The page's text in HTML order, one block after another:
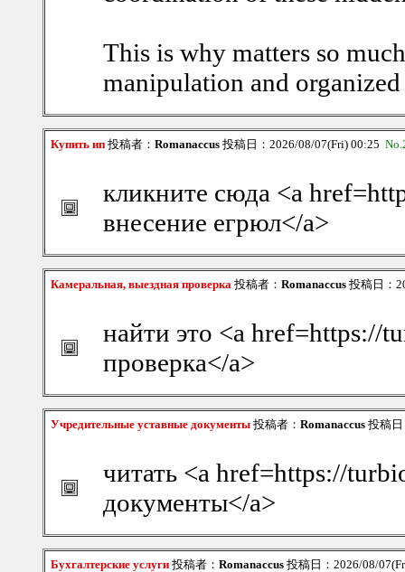
This is why matters so
manipulation and
Купить ип 投稿者： Romanaccus 投稿日：2026/08/07(Fri) 00:25
кликните сюда <a
внесение егрюл</a>
Камеральная, выездная проверка 投稿者： Romanaccus 投稿日：
найти это <a href=https://
проверка</a>
Учредительные уставные документы 投稿者： Romanaccus 投稿
читать <a href=https://
документы</a>
Бухгалтерские услуги 投稿者： Romanaccus 投稿日：2026/08/